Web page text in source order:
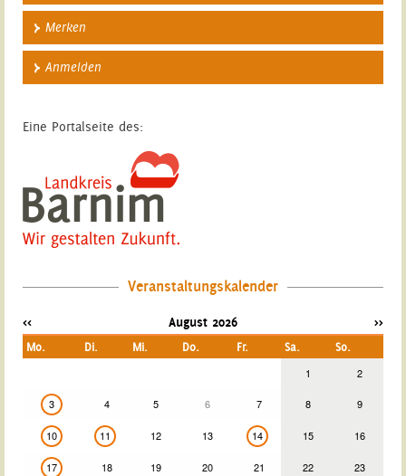
Merken
Anmelden
Eine Portalseite des:
Veranstaltungskalender
<< August 2026 >>
Mo. Di. Mi. Do. Fr. Sa. So.
1 2
3 4 5 6 7 8 9
10 11 12 13 14 15 16
17 18 19 20 21 22 23